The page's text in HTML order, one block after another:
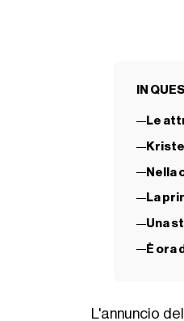
IN
Le
Nella
La
Una
È ora
L'annuncio